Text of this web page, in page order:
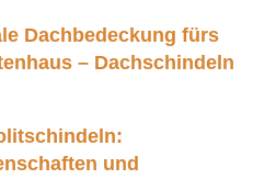
Dachbedeckung fürs
– Dachschindeln
und